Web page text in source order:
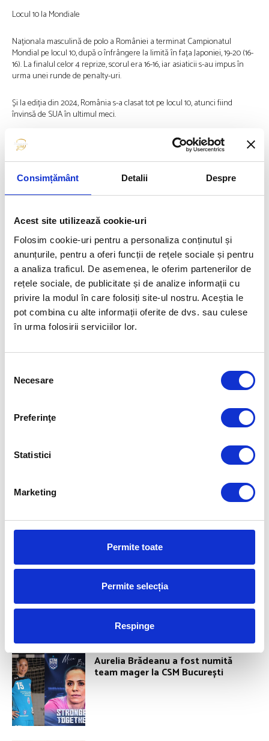
Consimțământ Detalii Despre
Acest site utilizează cookie-uri
Folosim cookie-uri pentru a personaliza conținutul și
anunțurile, pentru a oferi funcții de rețele sociale și pentru
a analiza traficul. De asemenea, le oferim partenerilor de
rețele sociale, de publicitate și de analize informații cu
privire la modul în care folosiți site-ul nostru. Aceștia le
pot combina cu alte informații oferite de dvs. sau culese
în urma folosirii serviciilor lor.
consimțământului
Necesare
Preferinţe
Statistici
Marketing
Permite toate
Permite selecția
Respinge
Locul 10 la Mondiale
Naționala masculină de polo a României a terminat Campionatul
Mondial pe locul 10, după o înfrângere la limită în fața Japoniei, 19-20 (16-
16). La finalul celor 4 reprize, scorul era 16-16, iar asiaticii s-au impus în
urma unei runde de penalty-uri.
Și la ediția din 2024, România s-a clasat tot pe locul 10, atunci fiind
învinsă de SUA în ultimul meci.
Echipa masculină a Spaniei a cucerit al patrulea său titlu mondial, joi, la
Campionatele Mondiale de polo pe apă de la Singapore, după ce a învins
Ungaria în finală cu 15-13 (5-5, 2-1, 2-4, 6-3).
În meci pentru medalia de bronz, Grecia a dispus de Serbia cu 16-7.
Clasament final al CM de polo din Singapore: 1. Spania, 2. Ungaria, 3.
România, 11. Canada, 12. Brazilia, 13. Australia, 14. China, 15. Singapore, 16.
Africa de Sud.
Articolul precedent
CONSTANTIN POPOVICI,
MEDALIE DE BRONZ LA CM DE
NATAŢIE
Articolul următor
DAVID POPOVICI SCRIE
ISTORIE! A LUAT AUR ȘI LA
ROMANIA FOR GOLD
Aurelia Brădeanu a fost numită
team mager la CSM București